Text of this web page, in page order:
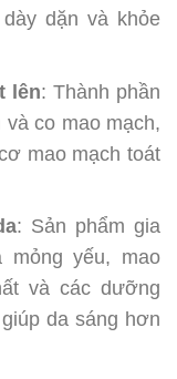
dặn và khỏe
lên: Thành phần
co mao mạch,
mao mạch toát
: Sản phẩm gia
mỏng yếu, mao
và các dưỡng
da sáng hơn